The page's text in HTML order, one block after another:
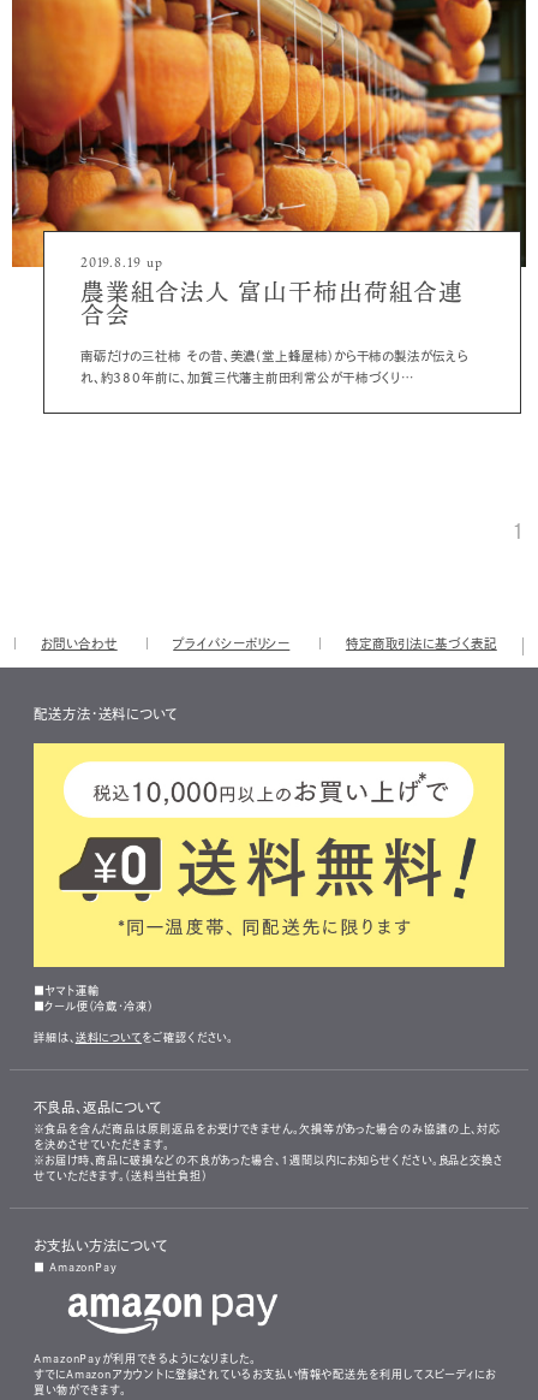
2019.8.19 up
農業組合法人 富山干柿出荷組合連
合会
南砺だけの三社柿 その昔、美濃(堂上蜂屋柿)から干柿の製法が伝えら
れ、約380年前に、加賀三代藩主前田利常公が干柿づくり…
1
お問い合わせ プライバシーポリシー 特定商取引法に基づく表記
配送方法・送料について
■ヤマト運輸
■クール便（冷蔵・冷凍）
詳細は、 送料について をご確認ください。
不良品、返品について
※食品を含んだ商品は原則返品をお受けできません。欠損等があった場合のみ協議の上、対応
を決めさせていただきます。
※お届け時、商品に破損などの不良があった場合、1週間以内にお知らせください。良品と交換さ
せていただきます。（送料当社負担）
お支払い方法について
■ AmazonPay
AmazonPayが利用できるようになりました。
すでにAmazonアカウントに登録されているお支払い情報や配送先を利用してスピーディにお
買い物ができます。